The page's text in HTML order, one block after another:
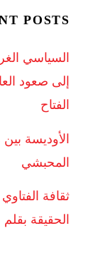
POSTS
السياسي
إلى صعود
الفتاح
الأوديسة
المحبشي
ثقافة
الحقيقة بقلم